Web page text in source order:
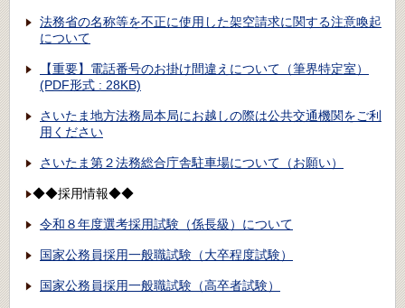
法務省の名称等を不正に使用した架空請求に関する注意喚起
について
【重要】電話番号のお掛け間違えについて（筆界特定室）
(PDF形式 : 28KB)
さいたま地方法務局本局にお越しの際は公共交通機関をご利
用ください
さいたま第２法務総合庁舎駐車場について（お願い）
◆◆採用情報◆◆
令和８年度選考採用試験（係長級）について
国家公務員採用一般職試験（大卒程度試験）
国家公務員採用一般職試験（高卒者試験）